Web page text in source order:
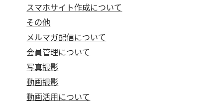
スマホサイト作成について
その他
メルマガ配信について
会員管理について
写真撮影
動画撮影
動画活用について